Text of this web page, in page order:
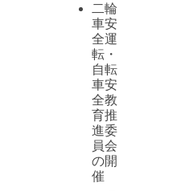
二輪
車安
全運
転・
自転
車安
全教
育推
進委
員会
の開
催